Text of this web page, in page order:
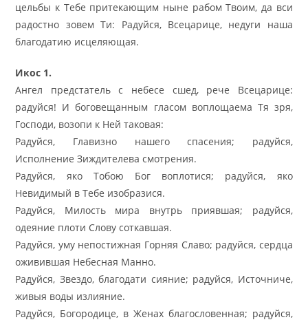
цельбы к Тебе притекающим ныне рабом Твоим, да вси
радостно зовем Ти: Радуйся, Всецарице, недуги наша
благодатию исцеляющая.
Икос 1.
Ангел предстатель с небесе сшед, рече Всецарице:
радуйся! И боговещанным гласом воплощаема Тя зря,
Господи, возопи к Ней таковая:
Радуйся, Главизно нашего спасения; радуйся,
Исполнение Зиждителева смотрения.
Радуйся, яко Тобою Бог воплотися; радуйся, яко
Невидимый в Тебе изобразися.
Радуйся, Милость мира внутрь приявшая; радуйся,
одеяние плоти Слову соткавшая.
Радуйся, уму непостижная Горняя Славо; радуйся, сердца
оживившая Небесная Манно.
Радуйся, Звездо, благодати сияние; радуйся, Источниче,
живыя воды излияние.
Радуйся, Богородице, в Женах благословенная; радуйся,